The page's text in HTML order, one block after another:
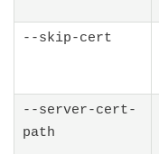
--skip-cert
--server-cert-
path